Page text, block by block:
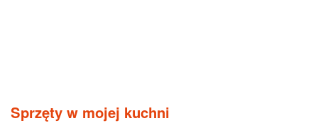
Sprzęty w mojej kuchni